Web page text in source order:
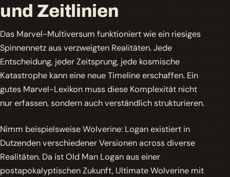
und Zeitlinien
Das Marvel-Multiversum funktioniert wie ein riesiges
Spinnennetz aus verzweigten Realitäten. Jede
Entscheidung, jeder Zeitsprung, jede kosmische
Katastrophe kann eine neue Timeline erschaffen. Ein
gutes Marvel-Lexikon muss diese Komplexität nicht
nur erfassen, sondern auch verständlich strukturieren.
Nimm beispielsweiseWolverine: Logan existiert in
Dutzenden verschiedener Versionen across diverse
Realitäten. Da ist Old Man Logan aus einer
postapokalyptischen Zukunft, Ultimate Wolverine mit